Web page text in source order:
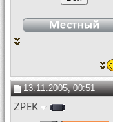
13.11.2005, 00:51
ZPEK